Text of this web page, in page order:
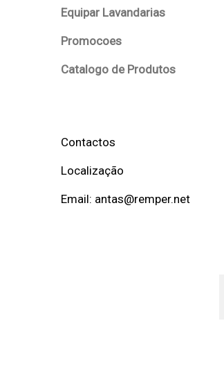
Equipar Lavandarias
Promocoes
Catalogo de Produtos
Contactos
Localização
Email: antas@remper.net